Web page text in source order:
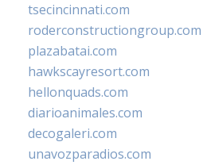
tsecincinnati.com
roderconstructiongroup.com
plazabatai.com
hawkscayresort.com
hellonquads.com
diarioanimales.com
decogaleri.com
unavozparadios.com